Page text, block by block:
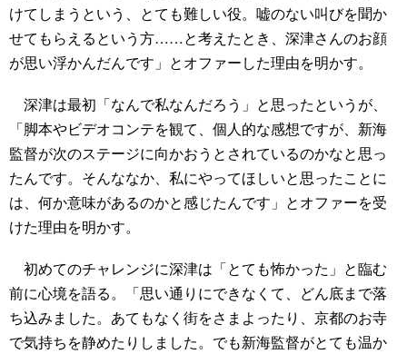
けてしまうという、とても難しい役。嘘のない叫びを聞か
せてもらえるという方……と考えたとき、深津さんのお顔
が思い浮かんだんです」とオファーした理由を明かす。
深津は最初「なんで私なんだろう」と思ったというが、
「脚本やビデオコンテを観て、個人的な感想ですが、新海
監督が次のステージに向かおうとされているのかなと思っ
たんです。そんななか、私にやってほしいと思ったことに
は、何か意味があるのかと感じたんです」とオファーを受
けた理由を明かす。
初めてのチャレンジに深津は「とても怖かった」と臨む
前に心境を語る。「思い通りにできなくて、どん底まで落
ち込みました。あてもなく街をさまよったり、京都のお寺
で気持ちを静めたりしました。でも新海監督がとても温か